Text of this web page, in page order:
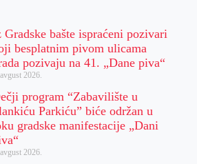
Gradske bašte ispraćeni pozivari
besplatnim pivom ulicama
pozivaju na 41. „Dane piva“
2026.
program “Zabavilište u
Parkiću” biće održan u
gradske manifestacije „Dani
2026.